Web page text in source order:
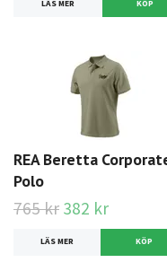
LÄS MER
REA Beretta
Polo
765 kr 382 kr
LÄS MER KÖP